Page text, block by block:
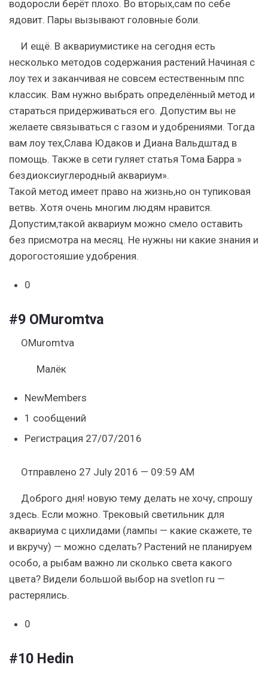
водоросли берёт плохо. Во вторых,сам по себе
ядовит. Пары вызывают головные боли.
И ещё. В аквариумистике на сегодня есть
несколько методов содержания растений.Начиная с
лоу тех и заканчивая не совсем естественным ппс
классик. Вам нужно выбрать определённый метод и
стараться придерживаться его. Допустим вы не
желаете связываться с газом и удобрениями. Тогда
вам лоу тех,Слава Юдаков и Диана Вальдштад в
помощь. Также в сети гуляет статья Тома Барра »
бездиоксиуглеродный аквариум».
Такой метод имеет право на жизнь,но он тупиковая
ветвь. Хотя очень многим людям нравится.
Допустим,такой аквариум можно смело оставить
без присмотра на месяц. Не нужны ни какие знания и
дорогостояшие удобрения.
0
#9 OMuromtva
OMuromtva
Малёк
NewMembers
1 сообщений
Регистрация 27/07/2016
Отправлено 27 July 2016 — 09:59 AM
Доброго дня! новую тему делать не хочу, спрошу
здесь. Если можно. Трековый светильник для
аквариума с цихлидами (лампы — какие скажете, те
и вкручу) — можно сделать? Растений не планируем
особо, а рыбам важно ли сколько света какого
цвета? Видели большой выбор на svetlon ru —
растерялись.
0
#10 Hedin